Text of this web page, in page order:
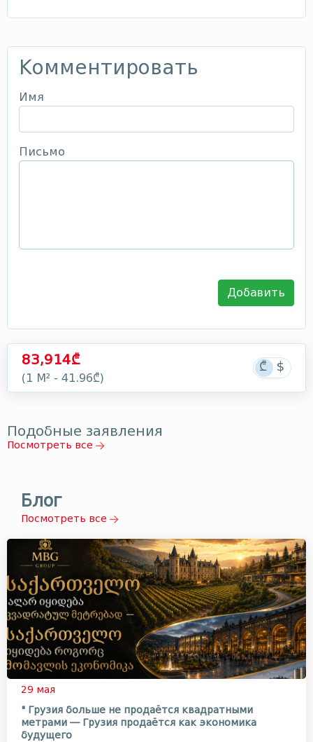
Комментировать
Имя
Письмо
Добавить
83,914₾
(1 М² - 41.96₾)
Подобные заявления
Посмотреть все
Блог
Посмотреть все
29 мая
" Грузия больше не продаётся квадратными
метрами — Грузия продаётся как экономика
будущего